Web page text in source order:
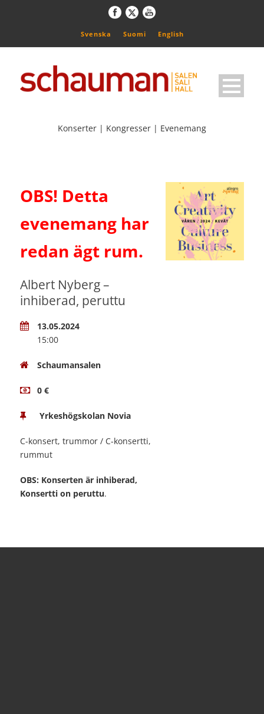
Svenska Suomi English
Konserter | Kongresser | Evenemang
OBS! Detta
evenemang har
redan ägt rum.
Albert Nyberg –
inhiberad, peruttu
13.05.2024
15:00
Schaumansalen
0 €
Yrkeshögskolan Novia
C-konsert, trummor / C-konsertti,
rummut
OBS: Konserten är inhiberad,
Konsertti on peruttu.